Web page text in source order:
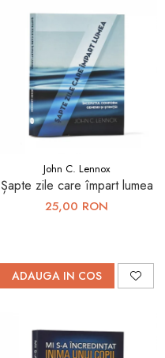
John C. Lennox
Șapte zile care împart lumea
25,00 RON
ADAUGA IN COS